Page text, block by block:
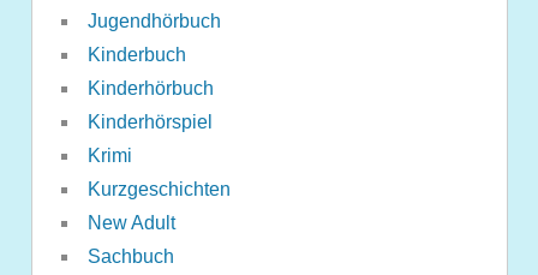
Jugendhörbuch
Kinderbuch
Kinderhörbuch
Kinderhörspiel
Krimi
Kurzgeschichten
New Adult
Sachbuch